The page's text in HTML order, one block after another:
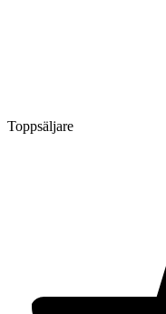
Toppsäljare